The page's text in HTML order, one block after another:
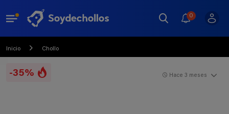
0
Inicio Chollo
-35% Hace 3 meses